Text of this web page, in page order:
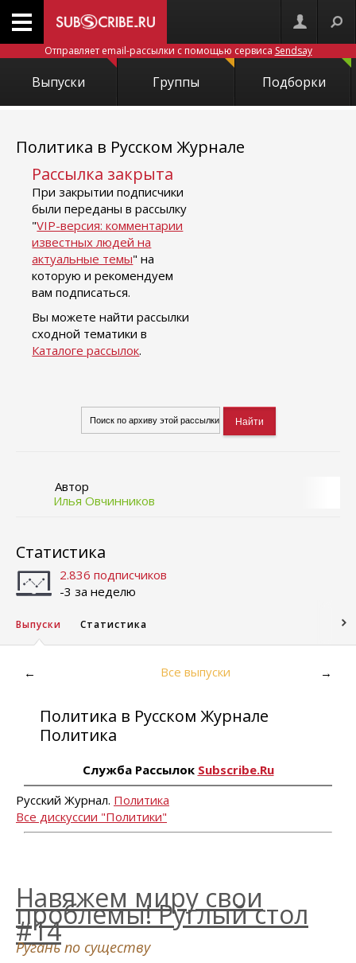
Отправляет email-рассылки с помощью сервиса Sendsay
Выпуски Группы Подборки
Политика в Русском Журнале
Рассылка закрыта
При закрытии подписчики
были переданы в рассылку
"VIP-версия: комментарии
известных людей на
актуальные темы" на
которую и рекомендуем
вам подписаться.
Вы можете найти рассылки
сходной тематики в
Каталоге рассылок.
Автор
Илья Овчинников
Статистика
2.836 подписчиков
-3 за неделю
Выпуски Статистика
← Все выпуски →
Политика в Русском Журнале
Политика
Служба Рассылок Subscribe.Ru
Русский Журнал. Политика
Все дискуссии "Политики"
Навяжем миру свои
проблемы! Руглый стол
#14
Ругань по существу